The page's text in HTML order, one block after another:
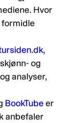
Hvor
formidle
,
og
analyser,
BookTubeer
anbefaler